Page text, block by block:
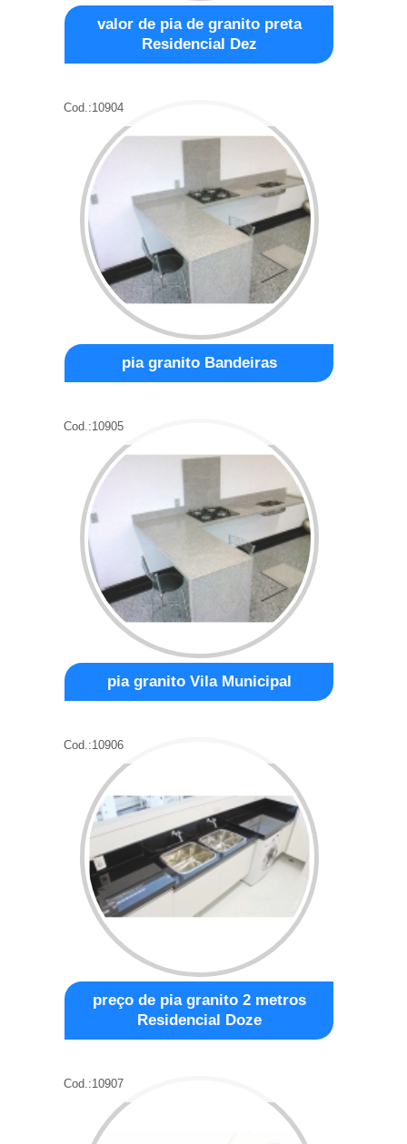
valor de pia de granito preta
Residencial Dez
Cod.:10904
pia granito Bandeiras
Cod.:10905
pia granito Vila Municipal
Cod.:10906
preço de pia granito 2 metros
Residencial Doze
Cod.:10907